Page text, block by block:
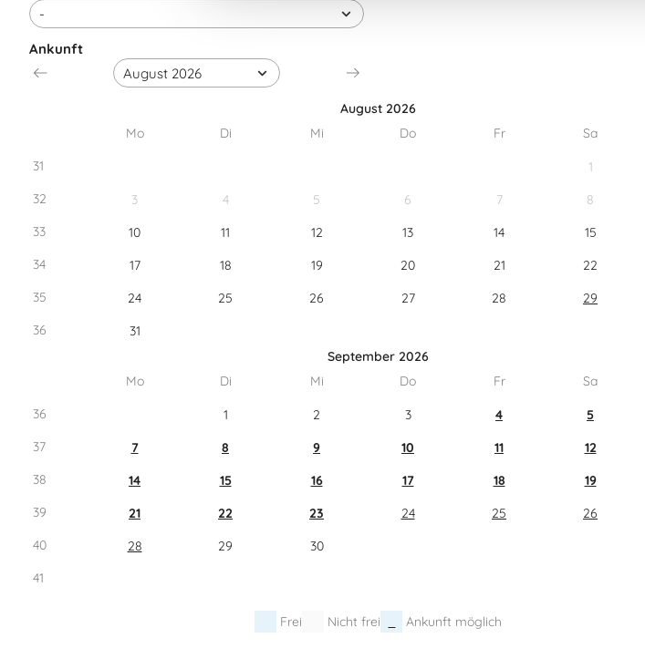
Ankunft
August 2026
Mo
Di Mi Do Fr Sa
31
1
32
3 4 5 6 7 8
33
10 11 12 13 14 15
34
17 18 19 20 21 22
35
24 25 26 27 28 29
36
31
September 2026
Mo
Di Mi Do Fr Sa
36
1 2 3 4 5
37
7 8 9 10 11 12
38
14 15 16 17 18 19
39
21 22 23 24 25 26
40
28 29
30
41
Frei Nicht frei Ankunft möglich